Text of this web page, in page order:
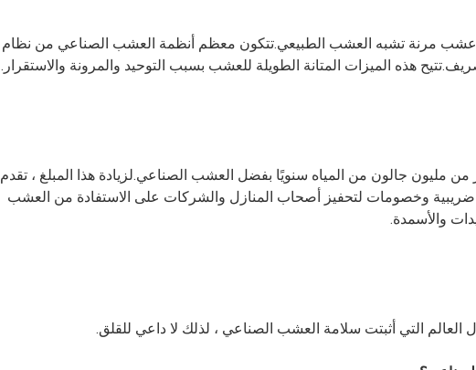
هذه الميزات المتانة الطويلة للعشب بسبب التوحيد والمرونة والاستقرار.
والأسمدة.
العالم التي أثبتت سلامة العشب الصناعي ، لذلك لا داعي للقلق.